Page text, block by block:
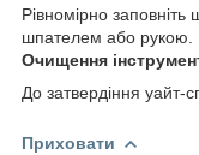
Рівномірно
шпателем або рукою.
Очищення
До затвердіння уайт-
Приховати